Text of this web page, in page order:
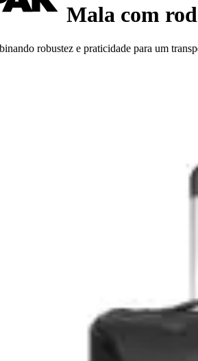
Mala com
robustez e praticidade para um